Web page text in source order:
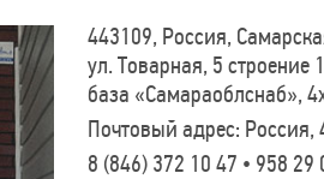
443109, Россия,
ул. Товарная, 5 строение
база «Самараоблснаб»,
Почтовый адрес:
8 (846) 372 10 47 • 958 29